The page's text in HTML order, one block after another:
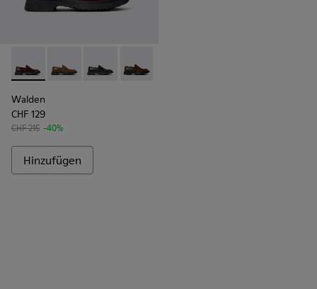
Walden - K100633-045 - Weinroter Herrenmokassin aus
Walden - K100633-049
Walden - K100633-048
Walden - K100633-046
Walden
CHF 129
CHF 215 -40%
Hinzufügen